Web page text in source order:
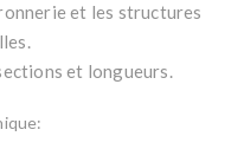
et les structures
et longueurs.